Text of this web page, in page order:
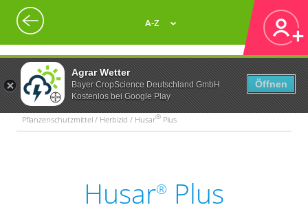
Agrar Wetter
Bayer CropScience Deutschland GmbH
Kostenlos bei Google Play
Öffnen
A-Z
Pflanzenschutzmittel / Herbizid / Husar® Plus
Husar® Plus